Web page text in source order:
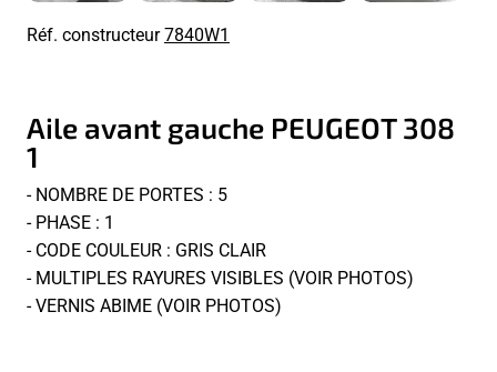
Réf. constructeur7840W1
Aile avant gauche PEUGEOT 308
1
- NOMBRE DE PORTES : 5
- PHASE : 1
- CODE COULEUR : GRIS CLAIR
- MULTIPLES RAYURES VISIBLES (VOIR PHOTOS)
- VERNIS ABIME (VOIR PHOTOS)